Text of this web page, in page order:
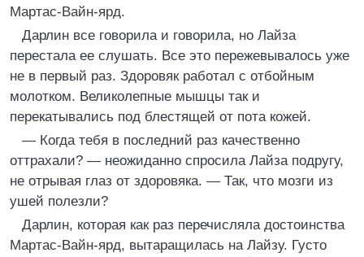
Мартас-Вайн-ярд.
Дарлин все говорила и говорила, но Лайза
перестала ее слушать. Все это пережевывалось уже
не в первый раз. Здоровяк работал с отбойным
молотком. Великолепные мышцы так и
перекатывались под блестящей от пота кожей.
— Когда тебя в последний раз качественно
оттрахали? — неожиданно спросила Лайза подругу,
не отрывая глаз от здоровяка. — Так, что мозги из
ушей полезли?
Дарлин, которая как раз перечисляла достоинства
Мартас-Вайн-ярд, вытаращилась на Лайзу. Густо